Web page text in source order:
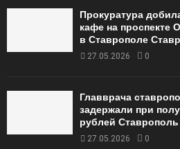
Прокуратура
кафе на проспекте
в Ставрополе
27.05.2026 0
Главврача
задержали при
рублей Ставрополь
27.05.2026 0